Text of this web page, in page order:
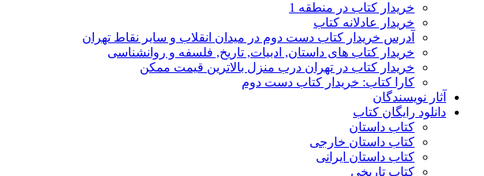
خریدار کتاب در منطقه 1
خریدار عادلانه کتاب
آدرس خریدار کتاب دست دوم در میدان انقلاب و سایر نقاط تهران
خریدار کتاب های داستان, ادبیات, تاریخ, فلسفه و روانشناسی
خریدار کتاب در تهران درب منزل بالاترین قیمت ممکن
کارا کتاب: خریدار کتاب دست دوم
آثار نویسندگان
دانلود رایگان کتاب
کتاب داستان
کتاب داستان خارجی
کتاب داستان ایرانی
کتاب تاریخی